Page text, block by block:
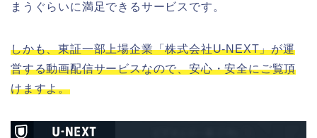
まうぐらいに満足できるサービスです。
しかも、東証一部上場企業「株式会社U-NEXT」が運
営する動画配信サービスなので、安心・安全にご覧頂
けますよ。